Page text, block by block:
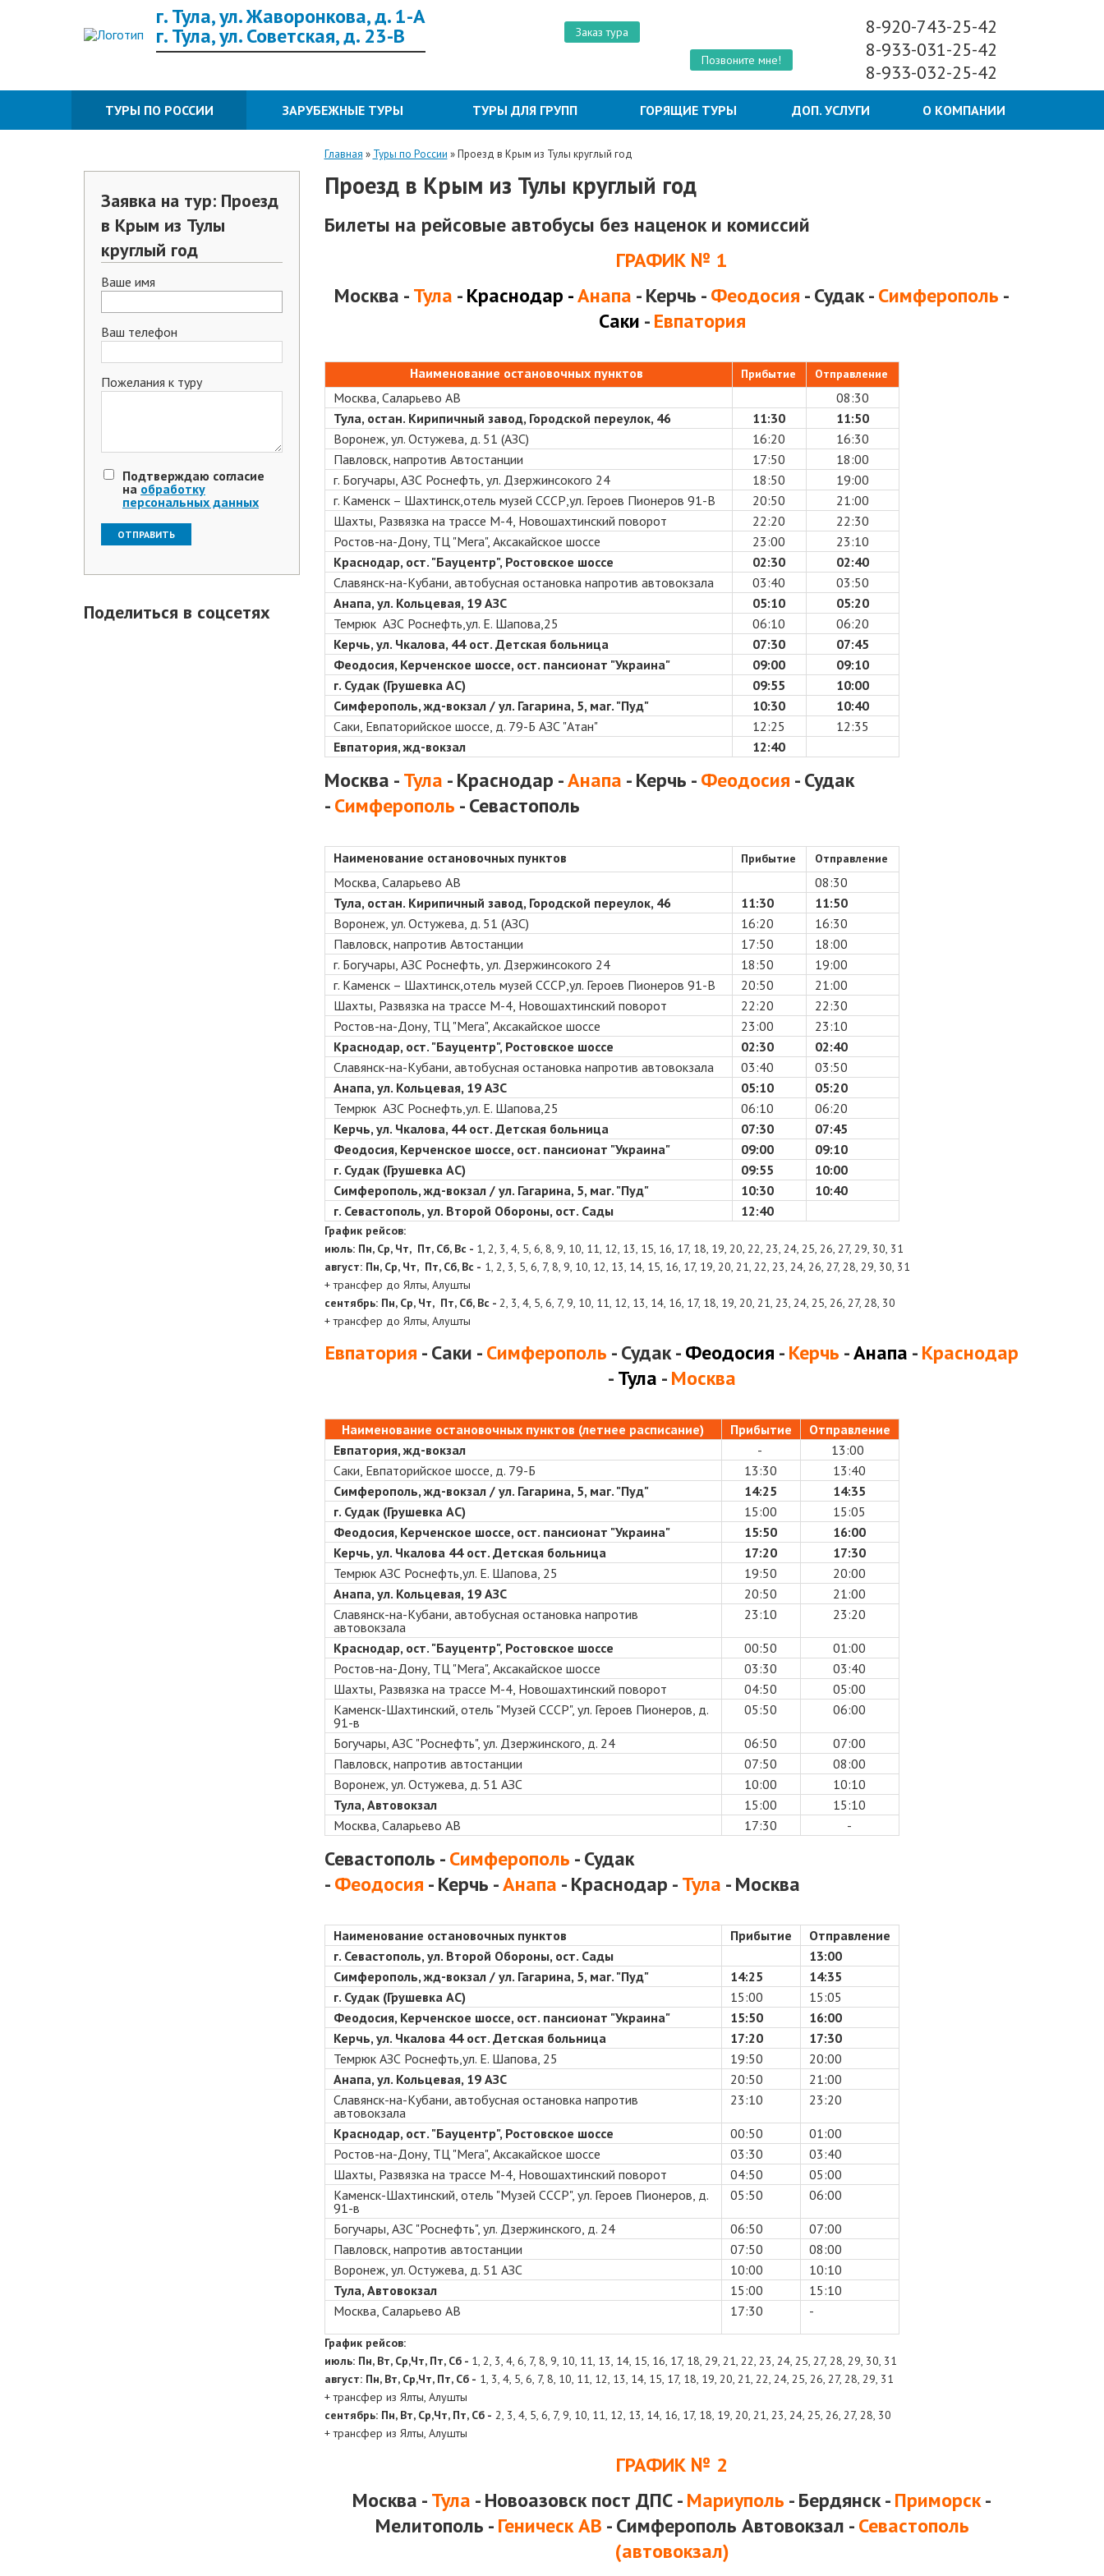
г. Тула, ул. Жаворонкова, д. 1-А
г. Тула, ул. Советская, д. 23-В
Заказ тура
Позвоните мне!
8-920-743-25-42
8-933-031-25-42
8-933-032-25-42
ТУРЫ ПО РОССИИ ЗАРУБЕЖНЫЕ ТУРЫ ТУРЫ ДЛЯ ГРУПП ГОРЯЩИЕ ТУРЫ ДОП. УСЛУГИ О КОМПАНИИ
Заявка на тур: Проезд
в Крым из Тулы
круглый год
Ваше имя
Ваш телефон
Пожелания к туру
Подтверждаю согласие
на обработку
персональных данных
Поделиться в соцсетях
Главная » Туры по России »Проезд в Крым из Тулы круглый год
Проезд в Крым из Тулы круглый год
Билеты на рейсовые автобусы без наценок и комиссий
ГРАФИК № 1
Москва -Тула -Краснодар -Анапа - Керчь -Феодосия - Судак -Симферополь -
Саки -Евпатория
Наименование остановочных пунктов Прибытие Отправление
Москва, Саларьево АВ
08:30
Тула, остан. Кирипичный завод, Городской переулок, 46
11:30
11:50
Воронеж, ул. Остужева, д. 51 (АЗС)
16:20
16:30
Павловск, напротив Автостанции
17:50
18:00
г. Богучары, АЗС Роснефть, ул. Дзержинсокого 24 18:50
19:00
г. Каменск – Шахтинск,отель музей СССР,ул. Героев Пионеров 91-В
20:50
21:00
Шахты, Развязка на трассе М-4, Новошахтинский поворот
22:20
22:30
Ростов-на-Дону, ТЦ "Мега", Аксакайское шоссе
23:00
23:10
Краснодар, ост. "Бауцентр", Ростовское шоссе
02:30
02:40
Славянск-на-Кубани, автобусная остановка напротив автовокзала
03:40
03:50
Анапа, ул. Кольцевая, 19 АЗС
05:10
05:20
Темрюк АЗС Роснефть,ул. Е. Шапова,25
06:10
06:20
Керчь, ул. Чкалова, 44 ост. Детская больница
07:30
07:45
Феодосия, Керченское шоссе, ост. пансионат "Украина"
09:00
09:10
г. Судак (Грушевка АС)
09:55
10:00
Симферополь, жд-вокзал / ул. Гагарина, 5, маг. "Пуд"
10:30
10:40
Саки, Евпаторийское шоссе, д. 79-Б АЗС "Атан"
12:25
12:35
Евпатория, жд-вокзал
12:40
Москва -Тула -Краснодар - Анапа - Керчь -Феодосия - Судак
-Симферополь -Севастополь
Наименование остановочных пунктов Прибытие Отправление
Москва, Саларьево АВ
08:30
Тула, остан. Кирипичный завод, Городской переулок, 46
11:30
11:50
Воронеж, ул. Остужева, д. 51 (АЗС)
16:20
16:30
Павловск, напротив Автостанции
17:50
18:00
г. Богучары, АЗС Роснефть, ул. Дзержинсокого 24 18:50
19:00
г. Каменск – Шахтинск,отель музей СССР,ул. Героев Пионеров 91-В
20:50
21:00
Шахты, Развязка на трассе М-4, Новошахтинский поворот
22:20
22:30
Ростов-на-Дону, ТЦ "Мега", Аксакайское шоссе
23:00
23:10
Краснодар, ост. "Бауцентр", Ростовское шоссе
02:30
02:40
Славянск-на-Кубани, автобусная остановка напротив автовокзала
03:40
03:50
Анапа, ул. Кольцевая, 19 АЗС
05:10
05:20
Темрюк АЗС Роснефть,ул. Е. Шапова,25
06:10
06:20
Керчь, ул. Чкалова, 44 ост. Детская больница
07:30
07:45
Феодосия, Керченское шоссе, ост. пансионат "Украина"
09:00
09:10
г. Судак (Грушевка АС)
09:55
10:00
Симферополь, жд-вокзал / ул. Гагарина, 5, маг. "Пуд"
10:30
10:40
г. Севастополь, ул. Второй Обороны, ост. Сады 12:40
График рейсов:
июль: Пн, Ср, Чт, Пт, Сб, Вс - 1, 2, 3, 4, 5, 6, 8, 9, 10, 11, 12, 13, 15, 16, 17, 18, 19, 20, 22, 23, 24, 25, 26, 27, 29, 30, 31
август: Пн, Ср, Чт, Пт, Сб, Вс - 1, 2, 3, 5, 6, 7, 8, 9, 10, 12, 13, 14, 15, 16, 17, 19, 20, 21, 22, 23, 24, 26, 27, 28, 29, 30, 31
+ трансфер до Ялты, Алушты
сентябрь: Пн, Ср, Чт, Пт, Сб, Вс - 2, 3, 4, 5, 6, 7, 9, 10, 11, 12, 13, 14, 16, 17, 18, 19, 20, 21, 23, 24, 25, 26, 27, 28, 30
+ трансфер до Ялты, Алушты
Евпатория - Саки -Симферополь - Судак -Феодосия -Керчь -Анапа -Краснодар
-Тула -Москва
Наименование остановочных пунктов (летнее расписание) Прибытие
Отправление
Евпатория, жд-вокзал
-
13:00
Саки, Евпаторийское шоссе, д. 79-Б
13:30
13:40
Симферополь, жд-вокзал / ул. Гагарина, 5, маг. "Пуд"
14:25
14:35
г. Судак (Грушевка АС) 15:00
15:05
Феодосия, Керченское шоссе, ост. пансионат "Украина"
15:50
16:00
Керчь, ул. Чкалова 44 ост. Детская больница
17:20
17:30
Темрюк АЗС Роснефть,ул. Е. Шапова, 25
19:50
20:00
Анапа, ул. Кольцевая, 19 АЗС
20:50
21:00
Славянск-на-Кубани, автобусная остановка напротив
автовокзала
23:10 23:20
Краснодар, ост. "Бауцентр", Ростовское шоссе 00:50
01:00
Ростов-на-Дону, ТЦ "Мега", Аксакайское шоссе
03:30
03:40
Шахты, Развязка на трассе М-4, Новошахтинский поворот
04:50
05:00
Каменск-Шахтинский, отель "Музей СССР", ул. Героев Пионеров, д.
91-в
05:50 06:00
Богучары, АЗС "Роснефть", ул. Дзержинского, д. 24 06:50
07:00
Павловск, напротив автостанции
07:50
08:00
Воронеж, ул. Остужева, д. 51 АЗС
10:00
10:10
Тула, Автовокзал
15:00
15:10
Москва, Саларьево АВ
17:30 -
Севастополь -Симферополь - Судак
-Феодосия -Керчь -Анапа -Краснодар -Тула -Москва
Наименование остановочных пунктов Прибытие
Отправление
г. Севастополь, ул. Второй Обороны, ост. Сады
13:00
Симферополь, жд-вокзал / ул. Гагарина, 5, маг. "Пуд"
14:25
14:35
г. Судак (Грушевка АС) 15:00
15:05
Феодосия, Керченское шоссе, ост. пансионат "Украина"
15:50
16:00
Керчь, ул. Чкалова 44 ост. Детская больница
17:20
17:30
Темрюк АЗС Роснефть,ул. Е. Шапова, 25
19:50
20:00
Анапа, ул. Кольцевая, 19 АЗС
20:50
21:00
Славянск-на-Кубани, автобусная остановка напротив
автовокзала
23:10 23:20
Краснодар, ост. "Бауцентр", Ростовское шоссе 00:50
01:00
Ростов-на-Дону, ТЦ "Мега", Аксакайское шоссе
03:30
03:40
Шахты, Развязка на трассе М-4, Новошахтинский поворот
04:50
05:00
Каменск-Шахтинский, отель "Музей СССР", ул. Героев Пионеров, д.
91-в
05:50 06:00
Богучары, АЗС "Роснефть", ул. Дзержинского, д. 24 06:50
07:00
Павловск, напротив автостанции
07:50
08:00
Воронеж, ул. Остужева, д. 51 АЗС
10:00
10:10
Тула, Автовокзал
15:00
15:10
Москва, Саларьево АВ
17:30 -
График рейсов:
июль: Пн, Вт, Ср,Чт, Пт, Сб - 1, 2, 3, 4, 6, 7, 8, 9, 10, 11, 13, 14, 15, 16, 17, 18, 29, 21, 22, 23, 24, 25, 27, 28, 29, 30, 31
август: Пн, Вт, Ср,Чт, Пт, Сб - 1, 3, 4, 5, 6, 7, 8, 10, 11, 12, 13, 14, 15, 17, 18, 19, 20, 21, 22, 24, 25, 26, 27, 28, 29, 31
+ трансфер из Ялты, Алушты
сентябрь: Пн, Вт, Ср,Чт, Пт, Сб - 2, 3, 4, 5, 6, 7, 9, 10, 11, 12, 13, 14, 16, 17, 18, 19, 20, 21, 23, 24, 25, 26, 27, 28, 30
+ трансфер из Ялты, Алушты
ГРАФИК № 2
Москва -Тула -Новоазовск пост ДПС -Мариуполь - Бердянск -Приморск-
Мелитополь -Геническ АВ - Симферополь Автовокзал -Севастополь
(автовокзал)